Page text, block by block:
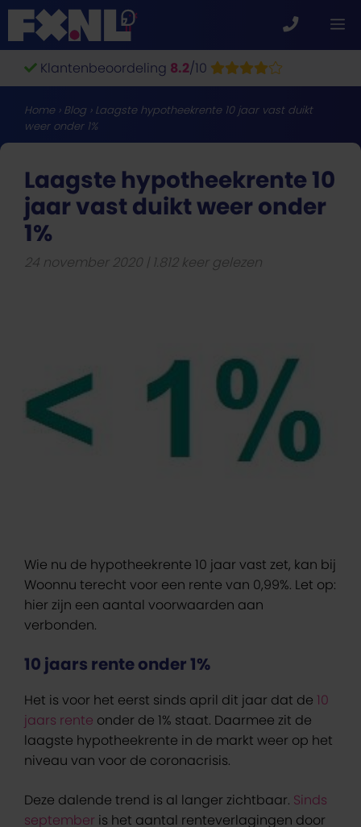
Ga
naar
de
inhoudKlantenbeoordeling 8.2/10
Home› Blog › Laagste hypotheekrente 10 jaar vast duikt
weer onder 1%
Laagste hypotheekrente 10
jaar vast duikt weer onder
1%
24 november 2020 1.812 keer gelezen
Wie nu de hypotheekrente 10 jaar vast zet, kan bij
Woonnu terecht voor een rente van 0,99%. Let op:
hier zijn een aantal voorwaarden aan
verbonden.
10 jaars rente onder 1%
Het is voor het eerst sinds april dit jaar dat de 10
jaars rente onder de 1% staat. Daarmee zit de
laagste hypotheekrente in de markt weer op het
niveau van voor de coronacrisis.
Deze dalende trend is al langer zichtbaar. Sinds
september is het aantal renteverlagingen door